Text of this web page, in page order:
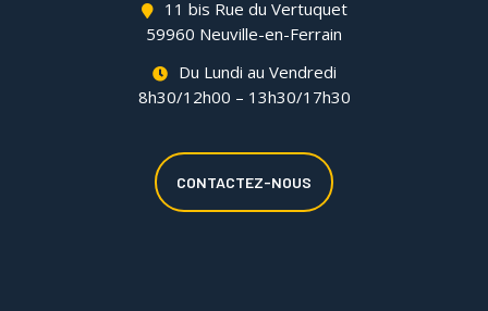
11 bis Rue du Vertuquet
59960 Neuville-en-Ferrain
Du Lundi au Vendredi
8h30/12h00 – 13h30/17h30
CONTACTEZ-NOUS